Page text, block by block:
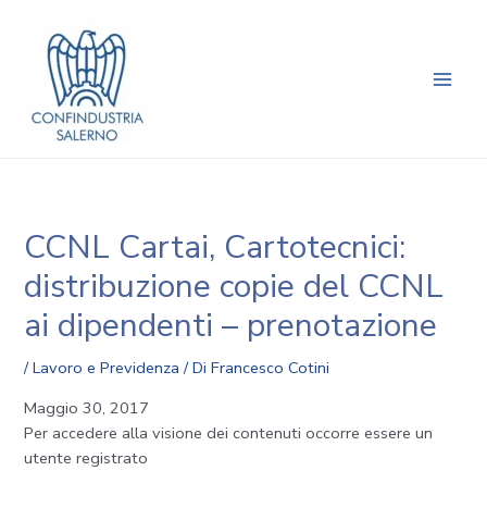
contenuto
CCNL Cartai, Cartotecnici:
distribuzione copie del CCNL
ai dipendenti – prenotazione
/Lavoro e Previdenza / DiFrancesco Cotini
Maggio 30, 2017
Per accedere alla visione dei contenuti occorre essere un
utente registrato
articoli